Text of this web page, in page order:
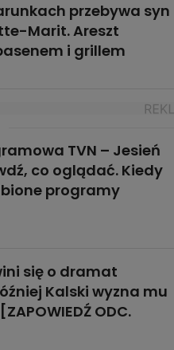
przebywa syn
Marit. Areszt
i grillem
TVN – Jesień
co oglądać. Kiedy
programy
się o dramat
Kalski wyzna mu
ODC.